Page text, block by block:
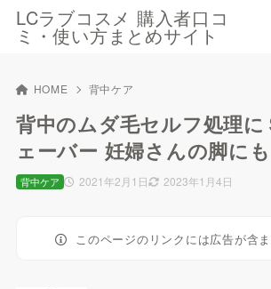
LCラブコスメ 購入者口コ
ミ・使い方まとめサイト
HOME 背中ケア
背中のムダ毛セルフ処理
ェーバー 妊婦さんの脚にも
2021年2月1日 2023年1月4日
背中ケア
このページのリンクには広告が含ま